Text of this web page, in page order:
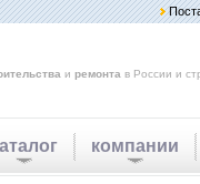
и ремонта в России и
компании